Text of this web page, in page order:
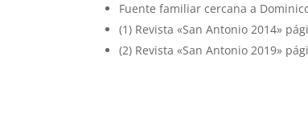
Fuente familiar cercana a
(1) Revista «San Antonio 2014»
(2) Revista «San Antonio 2019»